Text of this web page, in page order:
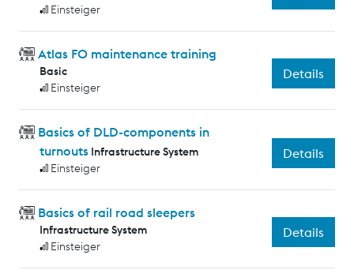
Einsteiger
Atlas FO maintenance training
Basic
Einsteiger
Details
Basics of DLD-components in
turnouts Infrastructure System
Einsteiger
Details
Basics of rail road sleepers
Infrastructure System
Einsteiger
Details